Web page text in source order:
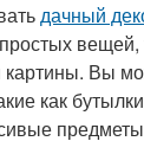
дачный
вещей,
картины. Вы
как